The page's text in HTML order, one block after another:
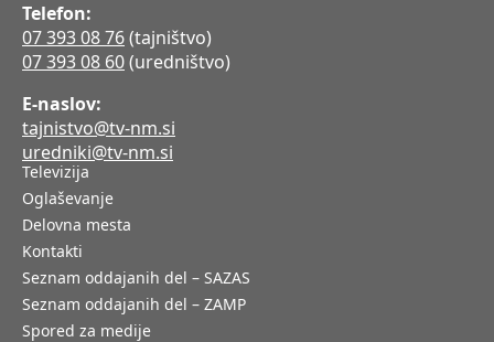
Telefon:
07 393 08 76(tajništvo)
07 393 08 60(uredništvo)
E-naslov:
tajnistvo@tv-nm.si
uredniki@tv-nm.si
Televizija
Oglaševanje
Delovna mesta
Kontakti
Seznam oddajanih del – SAZAS
Seznam oddajanih del – ZAMP
Spored za medije